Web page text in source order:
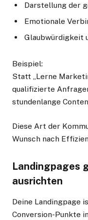
Darstellung der
Emotionale
Glaubwürdigkeit
Beispiel:
Statt „Lerne
qualifizierte
stundenlange
Diese Art der
Wunsch nach
Landingpages
ausrichten
Deine Landingpage
Conversion-Punkte